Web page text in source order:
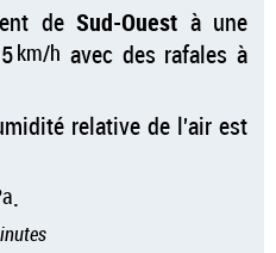
de Sud-Ouest à une
km/h avec des rafales à
relative de l'air est
.